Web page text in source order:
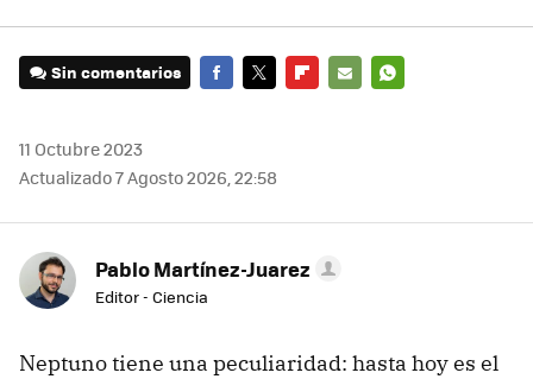
Sin comentarios
11 Octubre 2023
Actualizado 7 Agosto 2026, 22:58
Pablo Martínez-Juarez
Editor - Ciencia
Neptuno tiene una peculiaridad: hasta hoy es el